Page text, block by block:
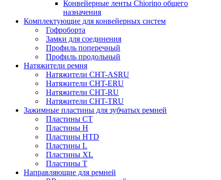
Конвейерные ленты Chiorino общего
назначения
Комплектующие для конвейерных систем
Гофроборта
Замки для соединения
Профиль поперечный
Профиль продольный
Натяжители ремня
Натяжители CHT-ASRU
Натяжители CHT-ERU
Натяжители CHT-RU
Натяжители CHT-TRU
Зажимные пластины для зубчатых ремней
Пластины CT
Пластины H
Пластины HTD
Пластины L
Пластины XL
Пластины T
Направляющие для ремней